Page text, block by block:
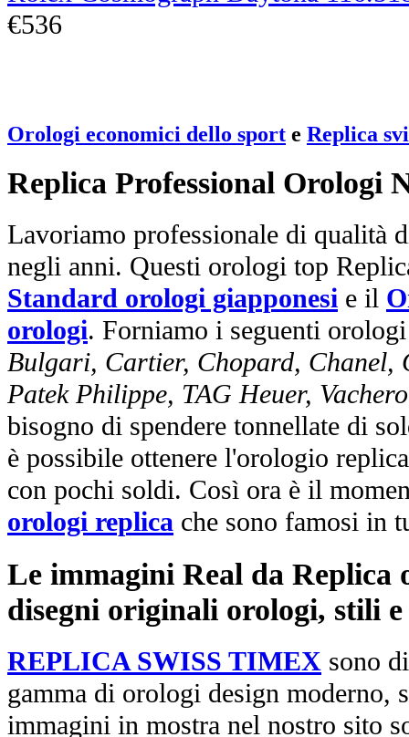
€536
Orologi economici dello sport e Replica
Replica Professional Orologi
Lavoriamo professionale di qualità
negli anni. Questi orologi top
Standard orologi giapponesi e il
orologi. Forniamo i seguenti
Bulgari, Cartier, Chopard, Chanel,
Patek Philippe, TAG Heuer,
bisogno di spendere tonnellate di
è possibile ottenere l'orologio
con pochi soldi. Così ora è il
orologi replica che sono famosi in
Le immagini Real da Replica
disegni originali orologi, stili
REPLICA SWISS TIMEX sono
gamma di orologi design moderno,
immagini in mostra nel nostro sito